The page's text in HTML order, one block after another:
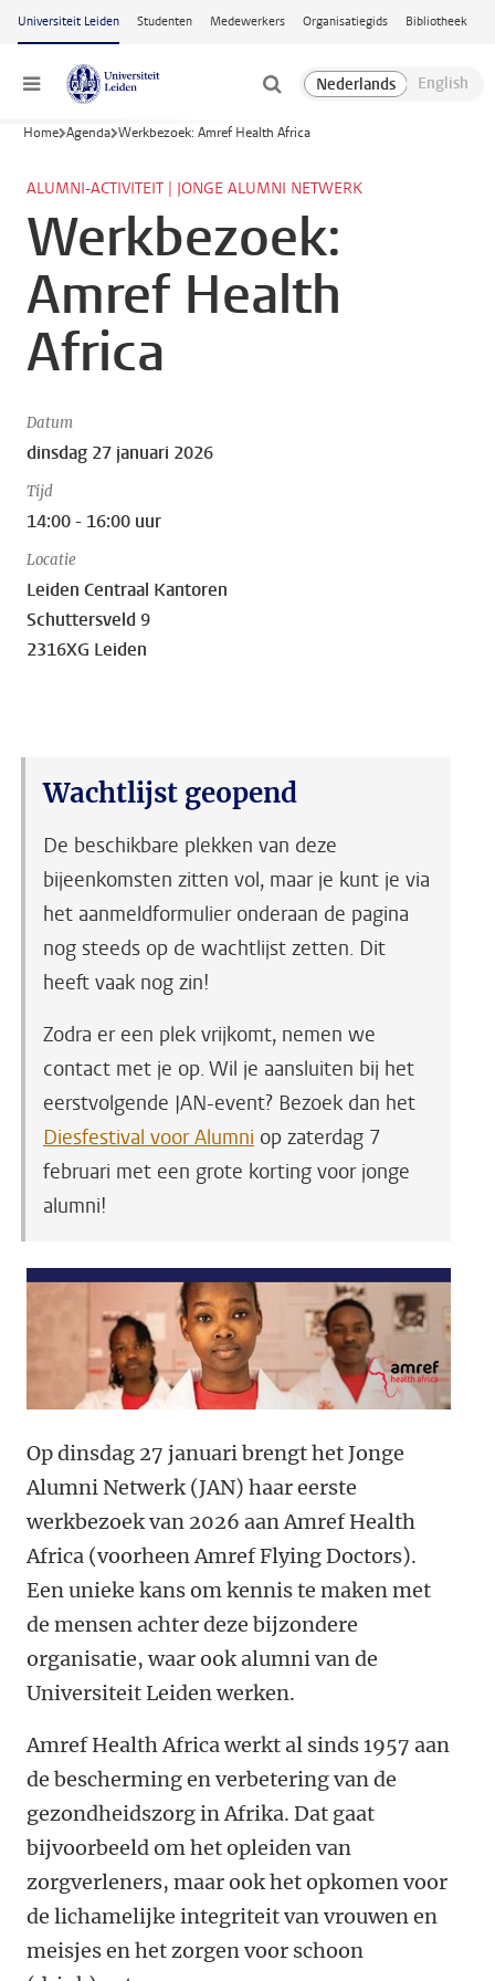
Ga naar hoofdinhoud
Universiteit Leiden Studenten Medewerkers Organisatiegids Bibliotheek
Menu
Home Agenda Werkbezoek: Amref Health Africa
ALUMNI-ACTIVITEIT | JONGE ALUMNI NETWERK
Werkbezoek:
Amref Health
Africa
Datum
dinsdag 27 januari 2026
Tijd
14:00 - 16:00 uur
Locatie
Leiden Centraal Kantoren
Schuttersveld 9
2316XG Leiden
Wachtlijst geopend
De beschikbare plekken van deze
bijeenkomsten zitten vol, maar je kunt je via
het aanmeldformulier onderaan de pagina
nog steeds op de wachtlijst zetten. Dit
heeft vaak nog zin!
Zodra er een plek vrijkomt, nemen we
contact met je op. Wil je aansluiten bij het
eerstvolgende JAN-event? Bezoek dan het
Diesfestival voor Alumni op zaterdag 7
februari met een grote korting voor jonge
alumni!
Op dinsdag 27 januari brengt het Jonge
Alumni Netwerk (JAN) haar eerste
werkbezoek van 2026 aan Amref Health
Africa (voorheen Amref Flying Doctors).
Een unieke kans om kennis te maken met
de mensen achter deze bijzondere
organisatie, waar ook alumni van de
Universiteit Leiden werken.
Amref Health Africa werkt al sinds 1957 aan
de bescherming en verbetering van de
gezondheidszorg in Afrika. Dat gaat
bijvoorbeeld om het opleiden van
zorgverleners, maar ook het opkomen voor
de lichamelijke integriteit van vrouwen en
meisjes en het zorgen voor schoon